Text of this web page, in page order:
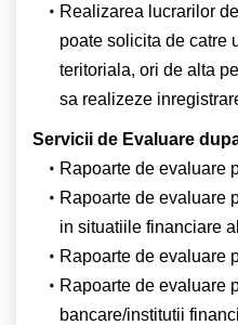
Realizarea lucrarilor
poate solicita de catre
teritoriala, ori de alta
sa realizeze
Servicii de Evaluare
Rapoarte de evaluare
Rapoarte de evaluare
in situatiile financiare
Rapoarte de evaluare
Rapoarte de evaluare
bancare/institutii